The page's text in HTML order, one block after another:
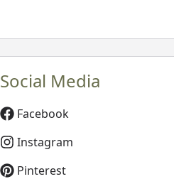
Social Media
Facebook
Instagram
Pinterest